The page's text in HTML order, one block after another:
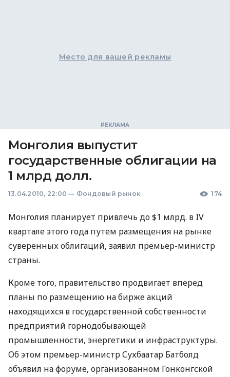
Место для вашей рекламы
Монголия выпустит
государственные облигации на
1 млрд долл.
13.04.2010, 22:00 — Фондовый рынок 174
Монголия планирует привлечь до $1 млрд. в IV
квартале этого года путем размещения на рынке
суверенных облигаций, заявил премьер-министр
страны.
Кроме того, правительство продвигает вперед
планы по размещению на бирже акций
находящихся в государственной собственности
предприятий горнодобывающей
промышленности, энергетики и инфраструктуры.
Об этом премьер-министр Сухбаатар Батболд
объявил на форуме, организованном Гонконгской